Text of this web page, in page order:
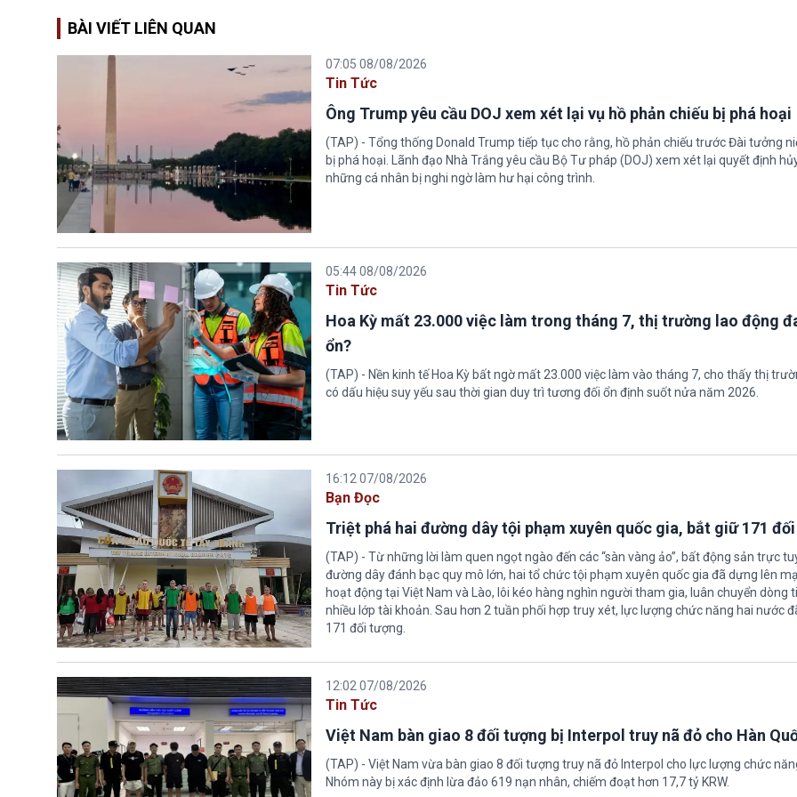
BÀI VIẾT LIÊN QUAN
07:05 08/08/2026
Tin Tức
Ông Trump yêu cầu DOJ xem xét lại vụ hồ phản chiếu bị phá hoại
(TAP) - Tổng thống Donald Trump tiếp tục cho rằng, hồ phản chiếu trước Đài tưởng
bị phá hoại. Lãnh đạo Nhà Trắng yêu cầu Bộ Tư pháp (DOJ) xem xét lại quyết định
những cá nhân bị nghi ngờ làm hư hại công trình.
05:44 08/08/2026
Tin Tức
Hoa Kỳ mất 23.000 việc làm trong tháng 7, thị trường lao động
ổn?
(TAP) - Nền kinh tế Hoa Kỳ bất ngờ mất 23.000 việc làm vào tháng 7, cho thấy thị
có dấu hiệu suy yếu sau thời gian duy trì tương đối ổn định suốt nửa năm 2026.
16:12 07/08/2026
Bạn Đọc
Triệt phá hai đường dây tội phạm xuyên quốc gia, bắt giữ 171
(TAP) - Từ những lời làm quen ngọt ngào đến các “sàn vàng ảo”, bất động sản trực
đường dây đánh bạc quy mô lớn, hai tổ chức tội phạm xuyên quốc gia đã dựng lên
hoạt động tại Việt Nam và Lào, lôi kéo hàng nghìn người tham gia, luân chuyển dòng
nhiều lớp tài khoản. Sau hơn 2 tuần phối hợp truy xét, lực lượng chức năng hai nước
171 đối tượng.
12:02 07/08/2026
Tin Tức
Việt Nam bàn giao 8 đối tượng bị Interpol truy nã đỏ cho Hàn
(TAP) - Việt Nam vừa bàn giao 8 đối tượng truy nã đỏ Interpol cho lực lượng chức
Nhóm này bị xác định lừa đảo 619 nạn nhân, chiếm đoạt hơn 17,7 tỷ KRW.